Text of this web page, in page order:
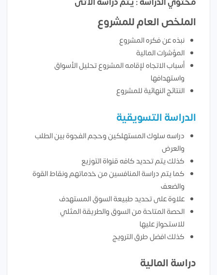
الملخص العام للمشروع
نبذه عن فكره المشروع
المؤشرات المالية
أسباب الاتجاه لإقامه المشروع تحليل الأسواق
واستهدافها
النتائج النهائية للمشروع
الدراسة التسويقية
دراسه سلوك المستهلكين وحجم الفجوة بين الطلب
والعرض
كذلك يتم تحديد كافه قنواة التوزيع
كما يتم دراسة المنافسين من خدماتهم ونقاط القوة
والضعف
علاوة على تحديد طبيعة السوق المستهدف
الحصة المتاحة من السوق والطريقة المثلي
للاستحواز عليها
كذلك افضل طرق الترويج
دراسة المالية